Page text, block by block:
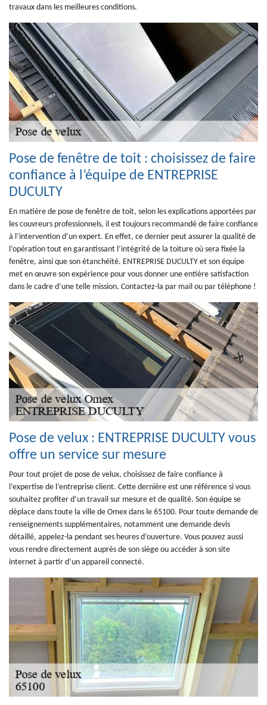
travaux dans les meilleures conditions.
Pose de fenêtre de toit : choisissez de faire
confiance à l’équipe de ENTREPRISE
DUCULTY
En matière de pose de fenêtre de toit, selon les explications apportées par
les couvreurs professionnels, il est toujours recommandé de faire confiance
à l’intervention d’un expert. En effet, ce dernier peut assurer la qualité de
l’opération tout en garantissant l’intégrité de la toiture où sera fixée la
fenêtre, ainsi que son étanchéité. ENTREPRISE DUCULTY et son équipe
met en œuvre son expérience pour vous donner une entière satisfaction
dans le cadre d’une telle mission. Contactez-la par mail ou par téléphone !
Pose de velux : ENTREPRISE DUCULTY vous
offre un service sur mesure
Pour tout projet de pose de velux, choisissez de faire confiance à
l’expertise de l’entreprise client. Cette dernière est une référence si vous
souhaitez profiter d’un travail sur mesure et de qualité. Son équipe se
déplace dans toute la ville de Omex dans le 65100. Pour toute demande de
renseignements supplémentaires, notamment une demande devis
détaillé, appelez-la pendant ses heures d’ouverture. Vous pouvez aussi
vous rendre directement auprès de son siège ou accéder à son site
internet à partir d’un appareil connecté.